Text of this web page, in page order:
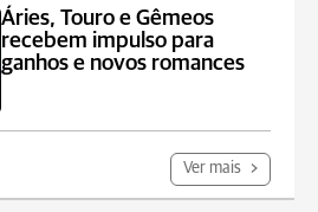
Áries, Touro e Gêmeos
recebem impulso para
ganhos e novos romances
Ver mais